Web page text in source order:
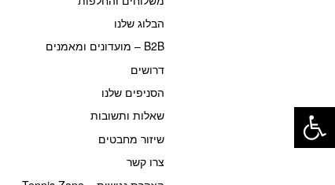
הבלוג שלנו
B2B – מועדונים ומאמנים
דרושים
הסניפים שלנו
שאלות ותשובות
שיזור מחבטים
צרו קשר
פתח סרגל נגישות